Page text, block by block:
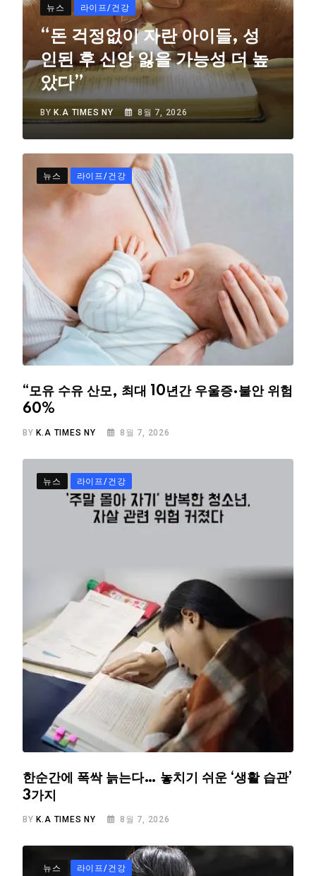
뉴스 라이프/건강
“돈 걱정없이 자란 아이들, 성
인된 후 신앙 잃을 가능성 더 높
았다”
BY K.A TIMES NY 8월 7, 2026
뉴스 라이프/건강
“모유 수유 산모, 최대 10년간 우울증·불안 위험
60%
BY K.A TIMES NY 8월 7, 2026
뉴스 라이프/건강
한순간에 폭싹 늙는다… 놓치기 쉬운 ‘생활 습관’
3가지
BY K.A TIMES NY 8월 7, 2026
뉴스 라이프/건강